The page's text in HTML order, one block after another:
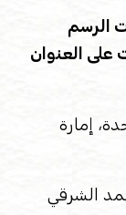
الرسم
على العنوان
إمارة
الشرقي